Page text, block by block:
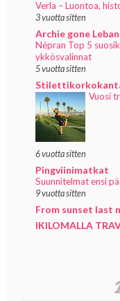
Verla – Luontoa,
3 vuotta sitten
Archie gone
Népran Top 5
ykkösvalinnat
5 vuotta sitten
Vuosi
6 vuotta sitten
Pingviinimatkat
Suunnitelmat ensi
9 vuotta sitten
From sunset last
IKILOMALLA